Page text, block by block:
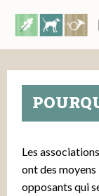
Les
ont des
opposants qui